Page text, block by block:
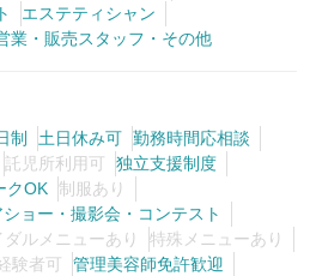
エステティシャン
業・販売スタッフ・その他
制 土日休み可 勤務時間応相談
託児所利用可
独立支援制度
クOK 制服あり
ョー・撮影会・コンテスト
ダルメニューあり
特殊メニューあり
験者可
管理美容師免許歓迎